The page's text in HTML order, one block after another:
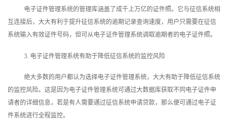
电子证件管理系统的管理库涵盖了成千上万亿的证件照。它与征信系统相
互连接后，大大有利于提升征信系统的逾期记录查询速度，用户只需要在征信
系统输入有效证件号码，但可从电子证件管理系统调取逾期者的电子证件照。
3. 电子证件管理系统有助于降低征信系统的监控风险
绝大多数的用户都认为选择电子证件管理系统，大大有助于降低征信系统
的监控风险。这是因为电子证件管理系统可通过大数据库获取不同电子证件申
请者的详细信息，若是有人需要通过征信系统申请贷款，那么便可通过电子证
件系统进行全程监控。